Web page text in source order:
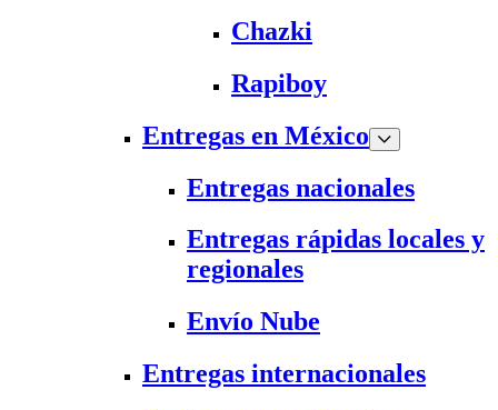
Chazki
Rapiboy
Entregas en México
Entregas nacionales
Entregas rápidas locales y
regionales
Envío Nube
Entregas internacionales